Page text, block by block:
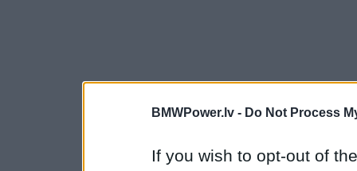
BMWPower.lv - Do Not Process
If you wish to opt-out of